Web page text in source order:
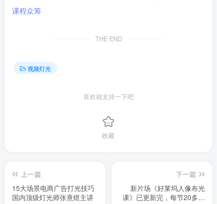
THE END
视频灯光
喜欢就支持一下吧
收藏
上一篇
15大场景电商广告打光技巧
国内顶级灯光师张熹煜主讲
下一篇
新片场《好莱坞人像布光
课》已更新完，每节20多分